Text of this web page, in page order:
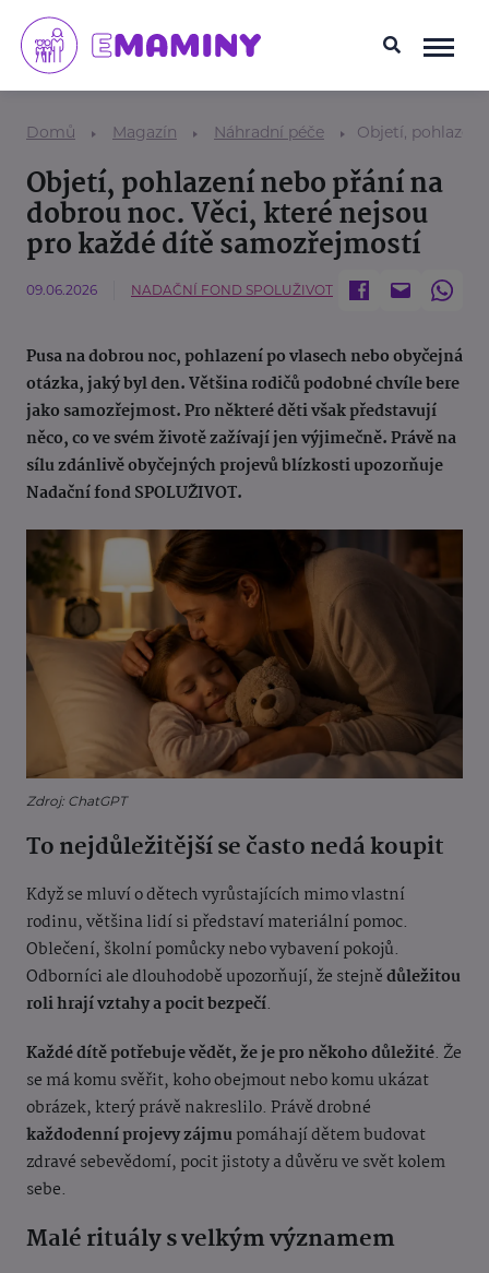
Domů Magazín Náhradní péče Objetí,
Objetí, pohlazení nebo přání na
dobrou noc. Věci, které nejsou
pro každé dítě samozřejmostí
09.06.2026 NADAČNÍ FOND SPOLUŽIVOT
Pusa na dobrou noc, pohlazení po vlasech nebo obyčejná
otázka, jaký byl den. Většina rodičů podobné chvíle bere
jako samozřejmost. Pro některé děti však představují
něco, co ve svém životě zažívají jen výjimečně. Právě na
sílu zdánlivě obyčejných projevů blízkosti upozorňuje
Nadační fond SPOLUŽIVOT.
Zdroj: ChatGPT
To nejdůležitější se často nedá koupit
Když se mluví o dětech vyrůstajících mimo vlastní
rodinu, většina lidí si představí materiální pomoc.
Oblečení, školní pomůcky nebo vybavení pokojů.
Odborníci ale dlouhodobě upozorňují, že stejnědůležitou
roli hrají vztahy a pocit bezpečí.
Každé dítě potřebuje vědět, že je pro někoho důležité. Že
se má komu svěřit, koho obejmout nebo komu ukázat
obrázek, který právě nakreslilo. Právě drobné
každodenní projevy zájmupomáhají dětem budovat
zdravé sebevědomí, pocit jistoty a důvěru ve svět kolem
sebe.
Malé rituály s velkým významem